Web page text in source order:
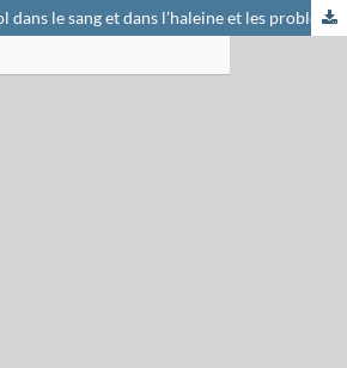
Le dosage de l’alcool dans le sang et dans l’haleine et les problèmes qu’il pose